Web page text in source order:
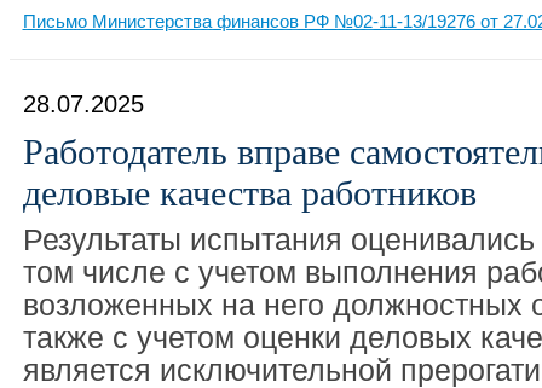
Письмо Министерства финансов РФ №02-11-13/19276 от
28.07.2025
Работодатель вправе
деловые качества работников
Результаты испытания
том числе с учетом выполнения
возложенных на него должностных
также с учетом оценки деловых
является исключительной